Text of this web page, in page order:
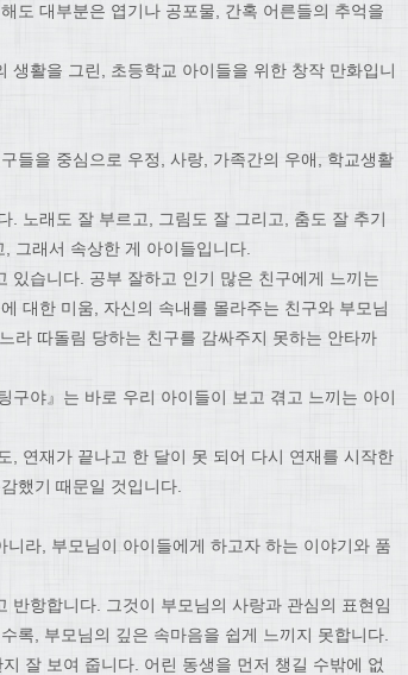
도 대부분은 엽기나 공포물, 간혹 어른들의 추억을
생활을 그린, 초등학교 아이들을 위한 창작 만화입니
들을 중심으로 우정, 사랑, 가족간의 우애, 학교생활
. 노래도 잘 부르고, 그림도 잘 그리고, 춤도 잘 추기
그래서 속상한 게 아이들입니다.
있습니다. 공부 잘하고 인기 많은 친구에게 느끼는
대한 미움, 자신의 속내를 몰라주는 친구와 부모님
라 따돌림 당하는 친구를 감싸주지 못하는 안타까
구야』는 바로 우리 아이들이 보고 겪고 느끼는 아이
, 연재가 끝나고 한 달이 못 되어 다시 연재를 시작한
했기 때문일 것입니다.
니라, 부모님이 아이들에게 하고자 하는 이야기와 품
반항합니다. 그것이 부모님의 사랑과 관심의 표현임
록, 부모님의 깊은 속마음을 쉽게 느끼지 못합니다.
잘 보여 줍니다. 어린 동생을 먼저 챙길 수밖에 없